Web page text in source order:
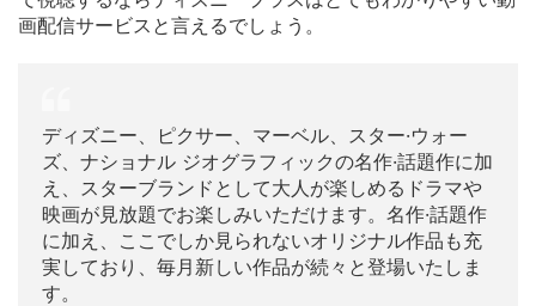
画配信サービスと言えるでしょう。
ディズニー、ピクサー、マーベル、スター·ウォー
ズ、ナショナル ジオグラフィックの名作·話題作に加
え、スターブランドとして大人が楽しめるドラマや
映画が見放題でお楽しみいただけます。名作·話題作
に加え、ここでしか見られないオリジナル作品も充
実しており、毎月新しい作品が続々と登場いたしま
す。